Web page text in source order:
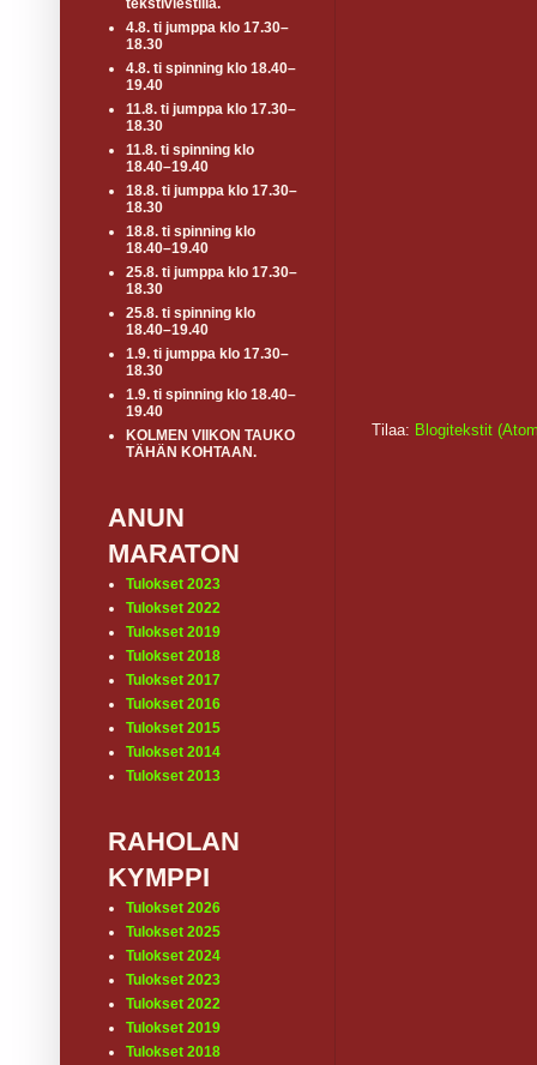
Tilaa: Blogitekstit
tekstiviestillä.
4.8. ti jumppa klo 17.30–
18.30
4.8. ti spinning klo 18.40–
19.40
11.8. ti jumppa klo 17.30–
18.30
11.8. ti spinning klo
18.40–19.40
18.8. ti jumppa klo 17.30–
18.30
18.8. ti spinning klo
18.40–19.40
25.8. ti jumppa klo 17.30–
18.30
25.8. ti spinning klo
18.40–19.40
1.9. ti jumppa klo 17.30–
18.30
1.9. ti spinning klo 18.40–
19.40
KOLMEN VIIKON TAUKO
TÄHÄN KOHTAAN.
ANUN
MARATON
Tulokset 2023
Tulokset 2022
Tulokset 2019
Tulokset 2018
Tulokset 2017
Tulokset 2016
Tulokset 2015
Tulokset 2014
Tulokset 2013
RAHOLAN
KYMPPI
Tulokset 2026
Tulokset 2025
Tulokset 2024
Tulokset 2023
Tulokset 2022
Tulokset 2019
Tulokset 2018